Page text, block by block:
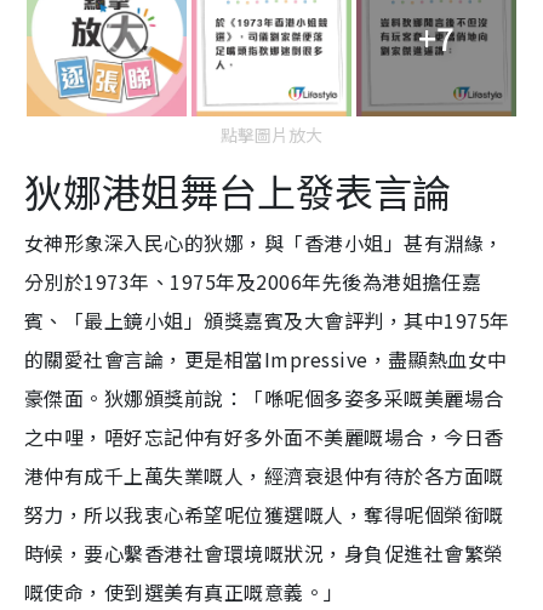
+7
點擊圖片放大
狄娜港姐舞台上發表言論
女神形象深入民心的狄娜， 與「香港小姐」甚有淵緣，
分別於1973年、1975年及2006年先後為港姐擔任嘉
賓、「最上鏡小姐」頒獎嘉賓及大會評判，其中1975年
的關愛社會言論，更是相當Impressive，盡顯熱血女中
豪傑面。狄娜頒獎前說：「喺呢個多姿多采嘅美麗場合
之中哩，唔好忘記仲有好多外面不美麗嘅場合，今日香
港仲有成千上萬失業嘅人，經濟衰退仲有待於各方面嘅
努力，所以我衷心希望呢位獲選嘅人，奪得呢個榮銜嘅
時候，要心繫香港社會環境嘅狀況，身負促進社會繁榮
嘅使命，使到選美有真正嘅意義。」